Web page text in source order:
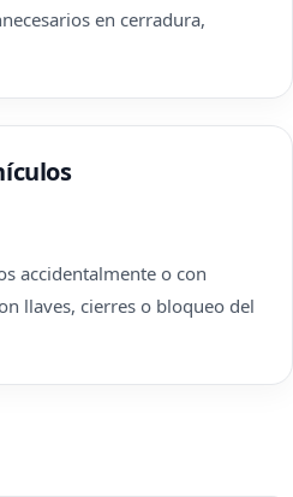
en cerradura,
accidentalmente o con
llaves, cierres o bloqueo del